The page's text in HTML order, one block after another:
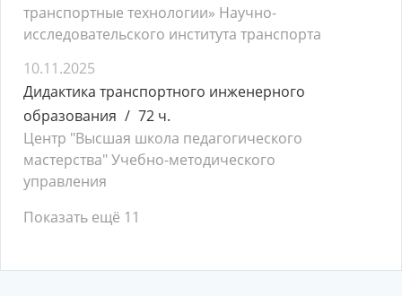
транспортные технологии» Научно-
исследовательского института транспорта
10.11.2025
Дидактика транспортного инженерного
образования
72 ч.
Центр "Высшая школа педагогического
мастерства" Учебно-методического
управления
Показать ещё 11